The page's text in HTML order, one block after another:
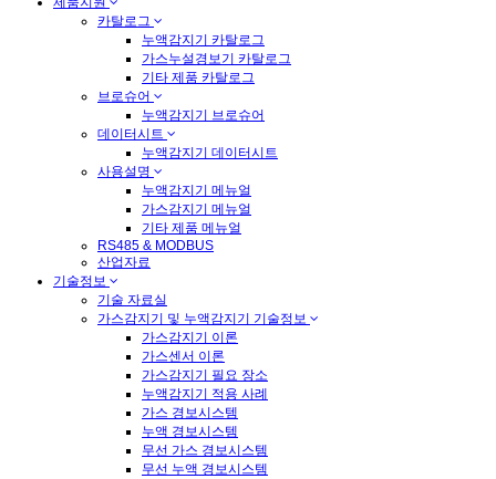
카탈로그
누액감지기 카탈로그
가스누설경보기 카탈로그
기타 제품 카탈로그
브로슈어
누액감지기 브로슈어
데이터시트
누액감지기 데이터시트
사용설명
누액감지기 메뉴얼
가스감지기 메뉴얼
기타 제품 메뉴얼
RS485 & MODBUS
산업자료
기술정보
기술 자료실
가스감지기 및 누액감지기 기술정보
가스감지기 이론
가스센서 이론
가스감지기 필요 장소
누액감지기 적용 사례
가스 경보시스템
누액 경보시스템
무선 가스 경보시스템
무선 누액 경보시스템